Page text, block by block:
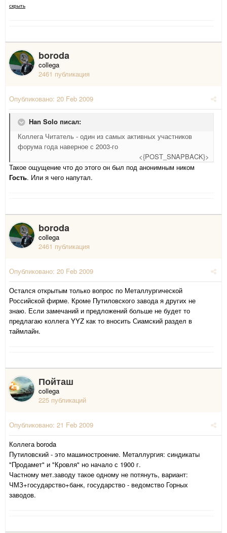
скрыть
boroda
collega
2461 публикация
Опубликовано: 20 Feb 2009
Han Solo писал:
Коллега Читатель - один из самых активных участников
форума года наверное с 2003-го
<{POST_SNAPBACK}>
Такое ощущение что до этого он был под анонимным ником
Гость. Или я чего напутал.
boroda
collega
2461 публикация
Опубликовано: 20 Feb 2009
Остался открытым только вопрос по Металлургической
Российской фирме. Кроме Путиловского завода я других не
знаю. Если замечаний и предложений больше не будет то
предлагаю коллега YYZ как то вносить Сиамский раздел в
таймлайн.
Пойташ
collega
225 публикаций
Опубликовано: 21 Feb 2009
Коллега boroda
Путиловский - это машиностроение. Металлургия: синдикаты
"Продамет" и "Кровля" но начало с 1900 г.
Частному мет.заводу такое одному не потянуть, вариант:
ЧМЗ+государство+банк, государство - ведомство Горных
заводов.